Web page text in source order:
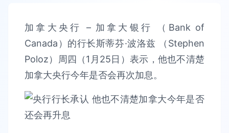
加拿大央行 – 加拿大银行 （Bank of
Canada）的行长斯蒂芬·波洛兹 （Stephen
Poloz）周四（1月25日）表示，他也不清楚
加拿大央行今年是否会再次加息。